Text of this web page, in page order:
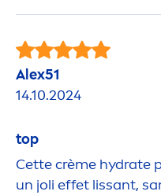
Alex51
14.10.2024
top
Cette crème hydrate
un joli effet lissant,